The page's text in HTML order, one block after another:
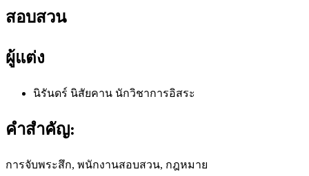
สอบสวน
ผู้แต่ง
นิรันดร์ นิสัยคาน นักวิชาการอิสระ
คำสำคัญ:
การจับพระสึก, พนักงานสอบสวน, กฎหมาย